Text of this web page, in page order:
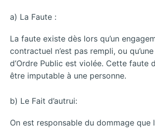
a) La Faute :
La faute existe dès lors qu’un
contractuel n’est pas rempli, ou
d’Ordre Public est violée. Cette faute
être imputable à une personne.
b) Le Fait d’autrui:
On est responsable du dommage que